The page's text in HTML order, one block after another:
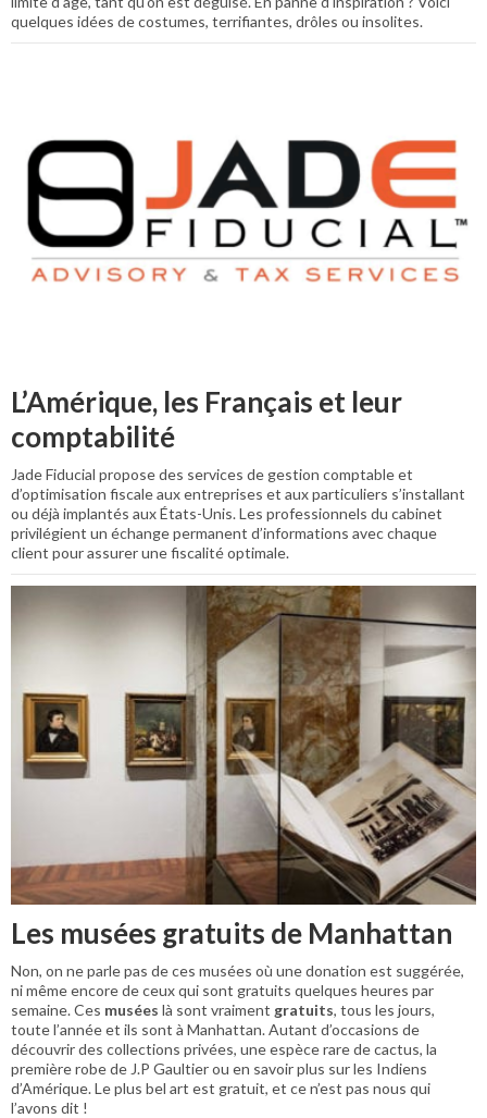
quelques idées de costumes, terrifiantes, drôles ou insolites.
L’Amérique, les Français et leur
comptabilité
Jade Fiducial propose des services de gestion comptable et
d’optimisation fiscale aux entreprises et aux particuliers s’installant
ou déjà implantés aux États-Unis. Les professionnels du cabinet
privilégient un échange permanent d’informations avec chaque
client pour assurer une fiscalité optimale.
Les musées gratuits de Manhattan
Non, on ne parle pas de ces musées où une donation est suggérée,
ni même encore de ceux qui sont gratuits quelques heures par
semaine. Ces musées là sont vraiment gratuits, tous les jours,
toute l’année et ils sont à Manhattan. Autant d’occasions de
découvrir des collections privées, une espèce rare de cactus, la
première robe de J.P Gaultier ou en savoir plus sur les Indiens
d’Amérique. Le plus bel art est gratuit, et ce n’est pas nous qui
l’avons dit !